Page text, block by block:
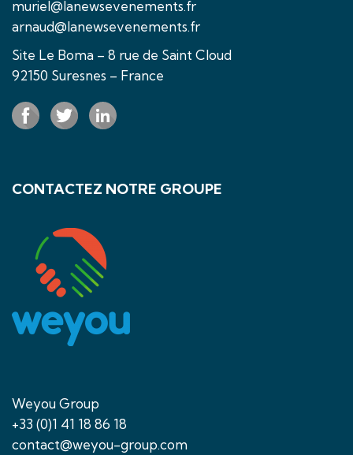
muriel@lanewsevenements.fr
arnaud@lanewsevenements.fr
Site Le Boma – 8 rue de Saint Cloud
92150 Suresnes – France
CONTACTEZ NOTRE GROUPE
Weyou Group
+33 (0)1 41 18 86 18
contact@weyou-group.com